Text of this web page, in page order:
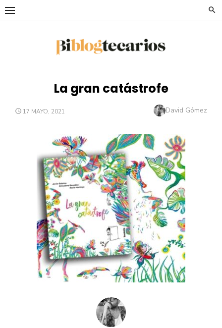
Saltar
La gran catástrofe
PUBLICADO
17 MAYO, 2021 Autor
David Gómez